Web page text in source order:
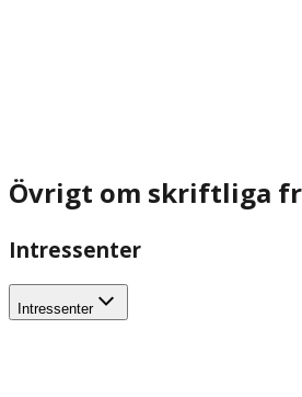
Övrigt om skriftliga
Intressenter
Intressenter